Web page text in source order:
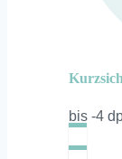
bis -4